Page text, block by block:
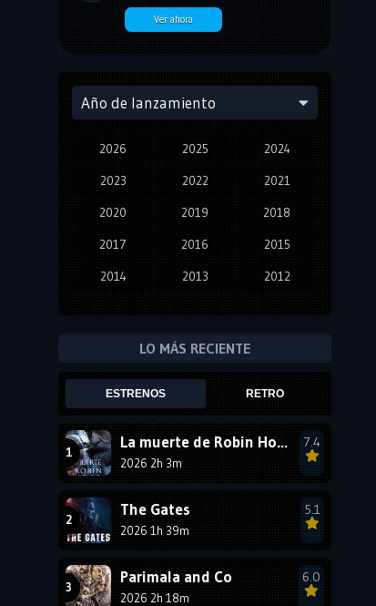
Ver ahora
Año de lanzamiento
2026 2025 2024
2023 2022 2021
2020 2019 2018
2017 2016 2015
2014 2013 2012
2001
1999 1998 1997
1996
1993
1990 1989
1987
1984 1983
LO MÁS RECIENTE
ESTRENOS RETRO
La muerte de Robin Hood
2026 2h 3m
7.4
The Gates
2026 1h 39m
5.1
Parimala and Co
2026 2h 18m
6.0